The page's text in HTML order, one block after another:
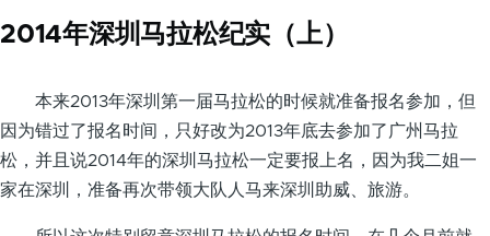
2014年深圳马拉松纪实（上）
本来2013年深圳第一届马拉松的时候就准备报名参加，但
因为错过了报名时间，只好改为2013年底去参加了广州马拉
松，并且说2014年的深圳马拉松一定要报上名，因为我二姐一
家在深圳，准备再次带领大队人马来深圳助威、旅游。